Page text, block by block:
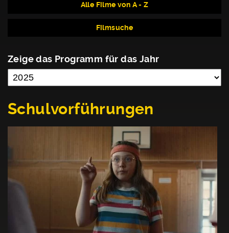
Alle Filme von A - Z
Filmsuche
Zeige das Programm für das Jahr
Schulvorführungen